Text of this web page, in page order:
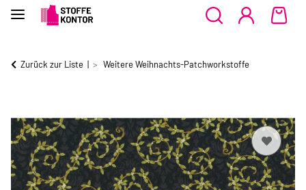
Zurück zur Liste Weitere Weihnachts-Patchworkstoffe